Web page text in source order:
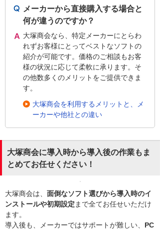
メーカーから直接購入する場合と
何が違うのですか？
大塚商会なら、特定メーカーにとらわ
れずお客様にとってベストなソフトの
紹介が可能です。価格のご相談もお客
様の状況に応じて柔軟に承ります。そ
の他数多くのメリットをご提供できま
す。
大塚商会を利用するメリットと、メ
ーカーや他社との違い
大塚商会に導入時から導入後の作業もま
とめてお任せください！
大塚商会は、 面倒なソフト選びから導入時のイ
ンストールや初期設定 まで全てお任せいただけ
ます。
導入後も、メーカーではサポートが難しい、 PC